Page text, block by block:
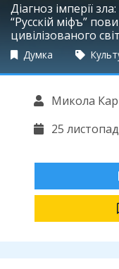
Діагноз імперії
“Русскій міфъ”
цивілізованого
Думка
Микола
25